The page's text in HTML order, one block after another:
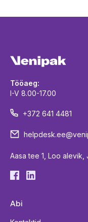
Tööaeg:
I-V 8.00-17.00
+372 641 4481
Aasa tee 1, Loo alevik,
Abi